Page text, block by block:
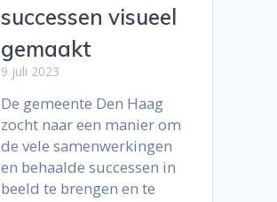
successen visueel
gemaakt
9 juli 2023
De gemeente Den Haag
zocht naar een manier om
de vele samenwerkingen
en behaalde successen in
beeld te brengen en te